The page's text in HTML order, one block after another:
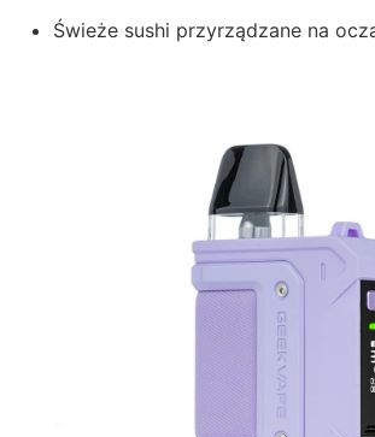
Świeże sushi przyrządzane na